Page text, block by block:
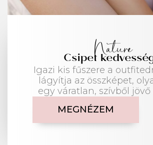
Nature
Csipet
Igazi kis fűszere a
lágyítja az összképet,
egy váratlan, szívből jövő
MEGNÉZEM